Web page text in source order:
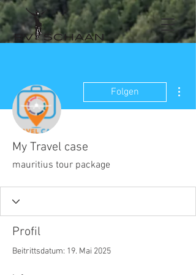
Folgen
My Travel case
mauritius tour package
Profil
Beitrittsdatum: 19. Mai 2025